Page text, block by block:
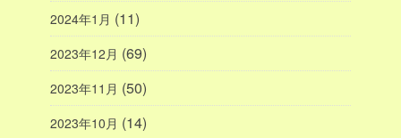
2024年1月 (11)
2023年12月 (69)
2023年11月 (50)
2023年10月 (14)